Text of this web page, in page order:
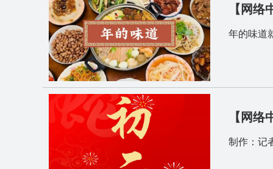
【网
年的味道
【网
制作：记